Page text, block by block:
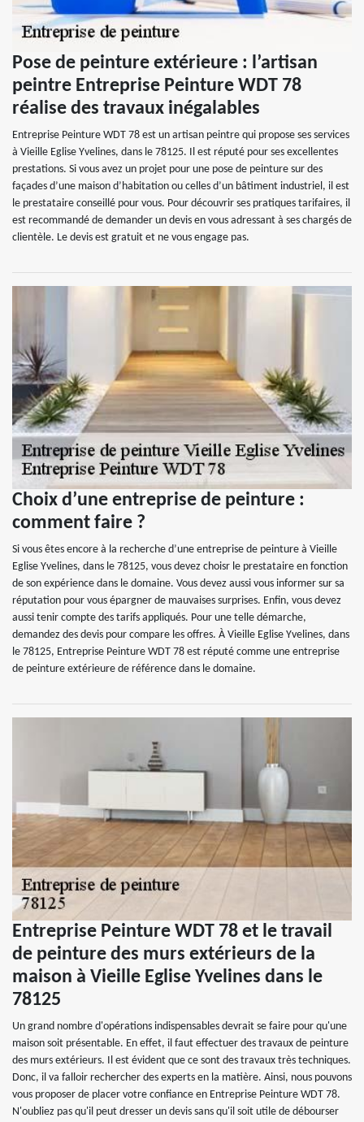
Pose de peinture extérieure : l’artisan
peintre Entreprise Peinture WDT 78
réalise des travaux inégalables
Entreprise Peinture WDT 78 est un artisan peintre qui propose ses services
à Vieille Eglise Yvelines, dans le 78125. Il est réputé pour ses excellentes
prestations. Si vous avez un projet pour une pose de peinture sur des
façades d’une maison d’habitation ou celles d’un bâtiment industriel, il est
le prestataire conseillé pour vous. Pour découvrir ses pratiques tarifaires, il
est recommandé de demander un devis en vous adressant à ses chargés de
clientèle. Le devis est gratuit et ne vous engage pas.
Choix d’une entreprise de peinture :
comment faire ?
Si vous êtes encore à la recherche d’une entreprise de peinture à Vieille
Eglise Yvelines, dans le 78125, vous devez choisr le prestataire en fonction
de son expérience dans le domaine. Vous devez aussi vous informer sur sa
réputation pour vous épargner de mauvaises surprises. Enfin, vous devez
aussi tenir compte des tarifs appliqués. Pour une telle démarche,
demandez des devis pour compare les offres. À Vieille Eglise Yvelines, dans
le 78125, Entreprise Peinture WDT 78 est réputé comme une entreprise
de peinture extérieure de référence dans le domaine.
Entreprise Peinture WDT 78 et le travail
de peinture des murs extérieurs de la
maison à Vieille Eglise Yvelines dans le
78125
Un grand nombre d'opérations indispensables devrait se faire pour qu'une
maison soit présentable. En effet, il faut effectuer des travaux de peinture
des murs extérieurs. Il est évident que ce sont des travaux très techniques.
Donc, il va falloir rechercher des experts en la matière. Ainsi, nous pouvons
vous proposer de placer votre confiance en Entreprise Peinture WDT 78.
N'oubliez pas qu'il peut dresser un devis sans qu'il soit utile de débourser